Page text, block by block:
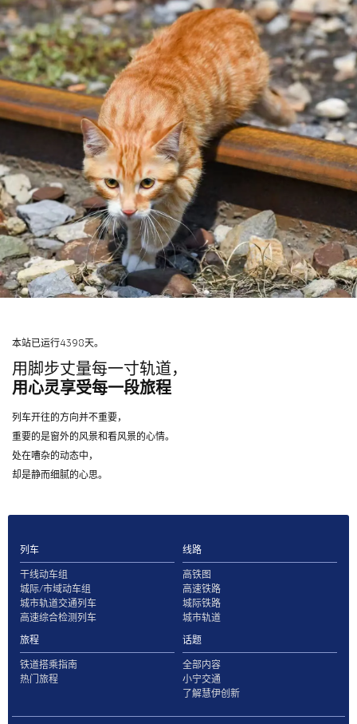
本站已运行4398天。
用脚步丈量每一寸轨道，
用心灵享受每一段旅程
列车开往的方向并不重要，
重要的是窗外的风景和看风景的心情。
处在嘈杂的动态中，
却是静而细腻的心思。
列车
干线动车组
城际/市域动车组
城市轨道交通列车
高速综合检测列车
线路
高铁图
高速铁路
城际铁路
城市轨道
旅程
铁道搭乘指南
热门旅程
话题
全部内容
小宁交通
了解慧伊创新